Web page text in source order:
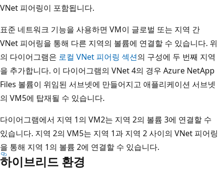
VNet 피어링이 포함됩니다.
표준 네트워크 기능을 사용하면 VM이 글로벌 또는 지역 간
VNet 피어링을 통해 다른 지역의 볼륨에 연결할 수 있습니다. 위
의 다이어그램은 로컬 VNet 피어링 섹션의 구성에 두 번째 지역
을 추가합니다. 이 다이어그램의 VNet 4의 경우 Azure NetApp
Files 볼륨이 위임된 서브넷에 만들어지고 애플리케이션 서브넷
의 VM5에 탑재될 수 있습니다.
다이어그램에서 지역 1의 VM2는 지역 2의 볼륨 3에 연결할 수
있습니다. 지역 2의 VM5는 지역 1과 지역 2 사이의 VNet 피어링
을 통해 지역 1의 볼륨 2에 연결할 수 있습니다.
하이브리드 환경